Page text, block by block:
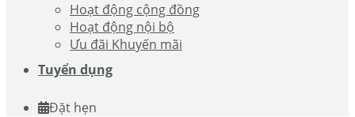
Hoạt động cộng đồng
Hoạt động nội bộ
Ưu đãi Khuyến mãi
Tuyển dụng
Đặt hẹn